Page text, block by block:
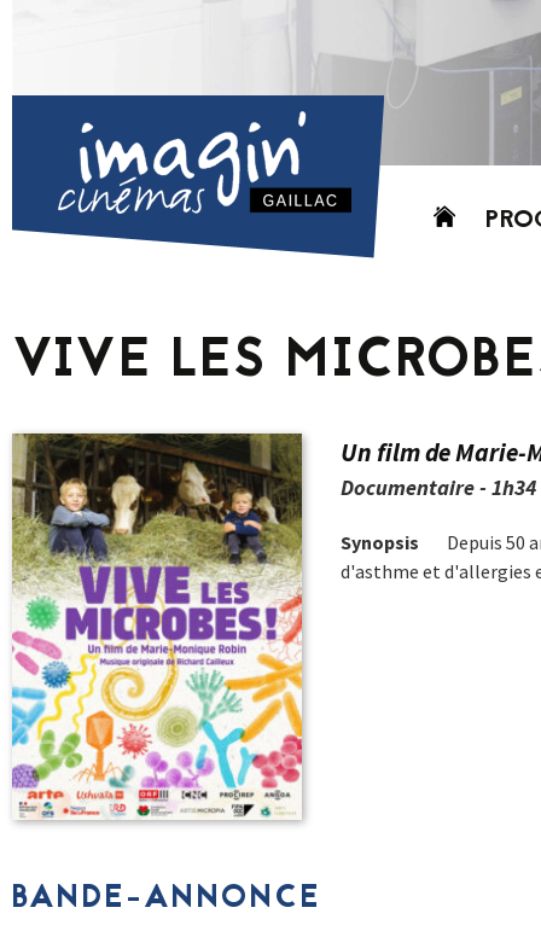
Aller
VIVE LES
Un film de Marie-
Documentaire - 1h34
Synopsis
Depuis 50
d'asthme et d'allergies
BANDE-ANNONCE